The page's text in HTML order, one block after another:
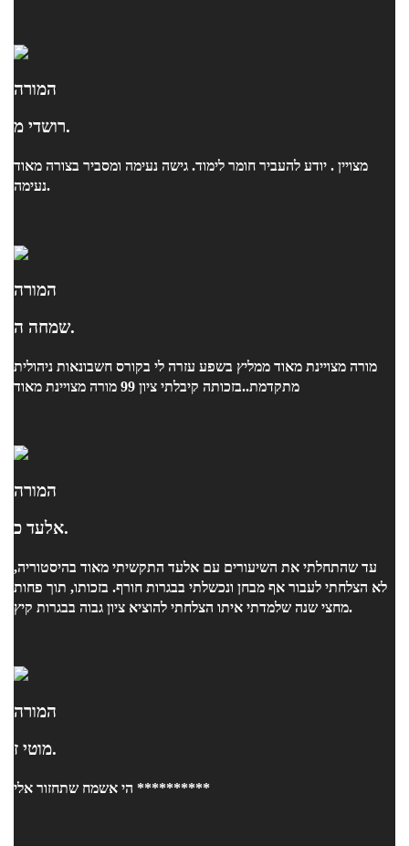
המורה
רושדי מ.
מצויין . יודע להעביר חומר לימוד. גישה נעימה ומסביר בצורה מאוד
נעימה.
המורה
שמחה ה.
מורה מצויינת מאוד ממליץ בשפע עזרה לי בקורס חשבונאות ניהולית
מתקדמת..בזכותה קיבלתי ציון 99 מורה מצויינת מאוד
המורה
אלעד כ.
עד שהתחלתי את השיעורים עם אלעד התקשיתי מאוד בהיסטוריה,
לא הצלחתי לעבור אף מבחן ונכשלתי בבגרות חורף. בזכותו, תוך פחות
מחצי שנה שלמדתי איתו הצלחתי להוציא ציון גבוה בבגרות קיץ.
המורה
מוטי ז.
הי אשמח שתחזור אלי **********